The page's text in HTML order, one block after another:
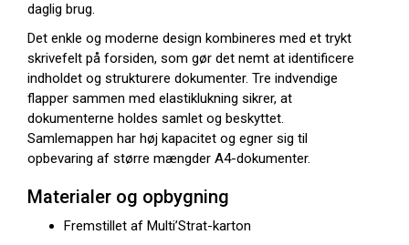
daglig brug.
Det enkle og moderne design kombineres med et trykt
skrivefelt på forsiden, som gør det nemt at identificere
indholdet og strukturere dokumenter. Tre indvendige
flapper sammen med elastiklukning sikrer, at
dokumenterne holdes samlet og beskyttet.
Samlemappen har høj kapacitet og egner sig til
opbevaring af større mængder A4-dokumenter.
Materialer og opbygning
Fremstillet af Multi’Strat-karton